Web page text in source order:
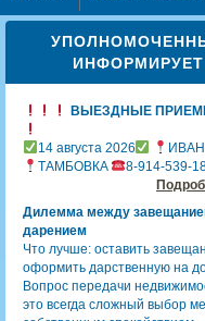
ИНФОРМИРУЕТ
ВЫЕЗДНЫЕ
14 августа 2026
ТАМБОВКА
8-914-539-
Дилемма между
дарением
Что лучше: оставить
оформить дарственную на
Вопрос передачи
это всегда сложный выбор